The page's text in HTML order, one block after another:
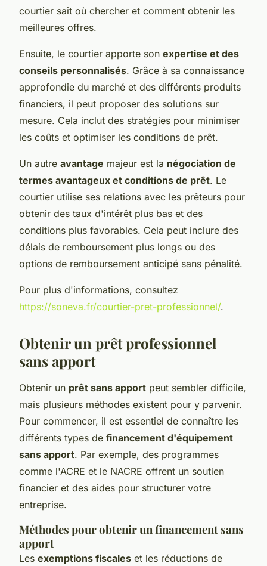
courtier sait où chercher et comment obtenir les
meilleures offres.
Ensuite, le courtier apporte son expertise et des
conseils personnalisés. Grâce à sa connaissance
approfondie du marché et des différents produits
financiers, il peut proposer des solutions sur
mesure. Cela inclut des stratégies pour minimiser
les coûts et optimiser les conditions de prêt.
Un autre avantage majeur est la négociation de
termes avantageux et conditions de prêt. Le
courtier utilise ses relations avec les prêteurs pour
obtenir des taux d'intérêt plus bas et des
conditions plus favorables. Cela peut inclure des
délais de remboursement plus longs ou des
options de remboursement anticipé sans pénalité.
Pour plus d'informations, consultez
https://soneva.fr/courtier-pret-professionnel/.
Obtenir un prêt professionnel
sans apport
Obtenir un prêt sans apport peut sembler difficile,
mais plusieurs méthodes existent pour y parvenir.
Pour commencer, il est essentiel de connaître les
différents types de financement d'équipement
sans apport. Par exemple, des programmes
comme l'ACRE et le NACRE offrent un soutien
financier et des aides pour structurer votre
entreprise.
Méthodes pour obtenir un financement sans
apport
Les exemptions fiscales et les réductions de